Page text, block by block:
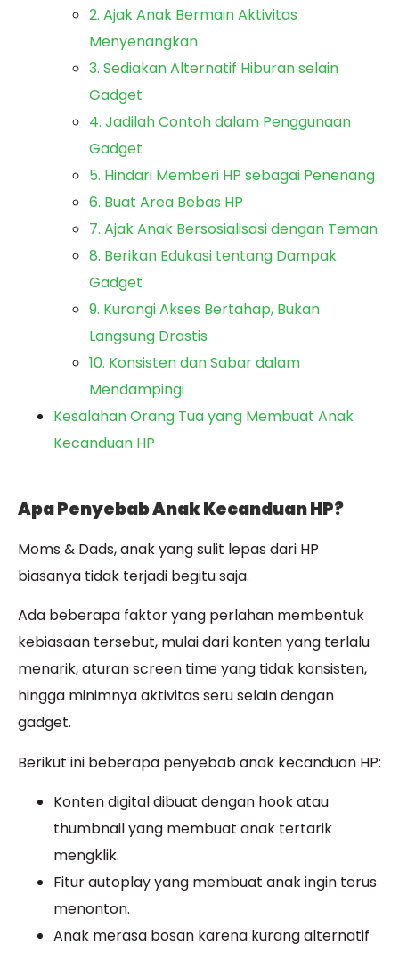
2. Ajak Anak Bermain Aktivitas
Menyenangkan
3. Sediakan Alternatif Hiburan selain
Gadget
4. Jadilah Contoh dalam Penggunaan
Gadget
5. Hindari Memberi HP sebagai Penenang
6. Buat Area Bebas HP
7. Ajak Anak Bersosialisasi dengan Teman
8. Berikan Edukasi tentang Dampak
Gadget
9. Kurangi Akses Bertahap, Bukan
Langsung Drastis
10. Konsisten dan Sabar dalam
Mendampingi
Kesalahan Orang Tua yang Membuat Anak
Kecanduan HP
Apa Penyebab Anak Kecanduan HP?
Moms & Dads, anak yang sulit lepas dari HP
biasanya tidak terjadi begitu saja.
Ada beberapa faktor yang perlahan membentuk
kebiasaan tersebut, mulai dari konten yang terlalu
menarik, aturan screen time yang tidak konsisten,
hingga minimnya aktivitas seru selain dengan
gadget.
Berikut ini beberapa penyebab anak kecanduan HP:
Konten digital dibuat dengan hook atau
thumbnail yang membuat anak tertarik
mengklik.
Fitur autoplay yang membuat anak ingin terus
menonton.
Anak merasa bosan karena kurang alternatif